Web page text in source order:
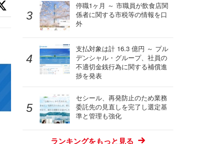
停職1ヶ月 ～ 市職員が飲食店関
係者に関する市税等の情報を口
外
支払対象は計 16.3 億円 ～ プル
デンシャル・グループ、社員の
不適切金銭行為に関する補償進
捗を発表
セシール、再発防止のため業務
委託先の見直しを完了し選定基
準と管理も強化
ランキングをもっと見る